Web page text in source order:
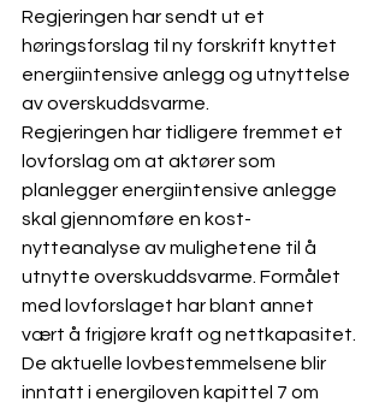
Regjeringen har sendt ut et
høringsforslag til ny forskrift knyttet
energiintensive anlegg og utnyttelse
av overskuddsvarme.
Regjeringen har tidligere fremmet et
lovforslag om at aktører som
planlegger energiintensive anlegge
skal gjennomføre en kost-
nytteanalyse av mulighetene til å
utnytte overskuddsvarme. Formålet
med lovforslaget har blant annet
vært å frigjøre kraft og nettkapasitet.
De aktuelle lovbestemmelsene blir
inntatt i energiloven kapittel 7 om